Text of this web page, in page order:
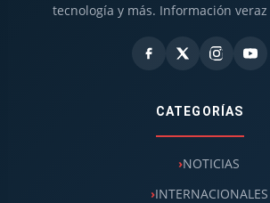
tecnología y más. Información
CATEGORÍAS
NOTICIAS
INTERNACIONALES